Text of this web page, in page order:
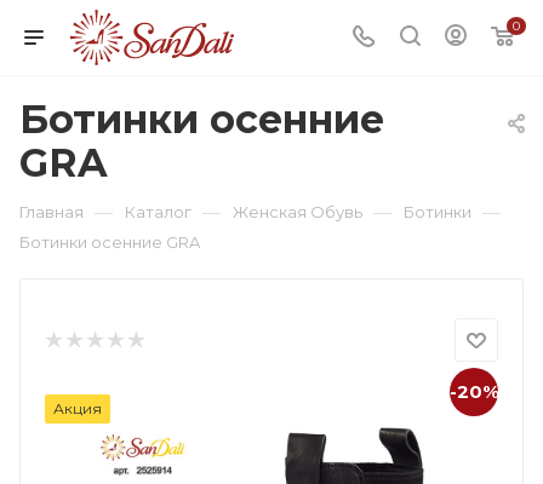
0
Ботинки осенние
GRA
Главная — Каталог — Женская Обувь — Ботинки —
Ботинки осенние GRA
-20%
Акция